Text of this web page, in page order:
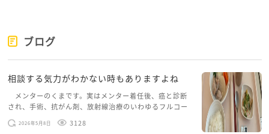
ブログ
相談する気力がわかない時もありますよね
メンターのくまです。実はメンター着任後、癌と診断
され、手術、抗がん剤、放射線治療のいわゆるフルコー
スを体験していて、しばらくメンターカフェに来られて
いませんでした。体力だけでなく、気力も落ちパソコン
2026年5月8日 3128